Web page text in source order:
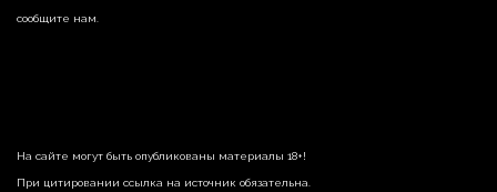
сообщите нам.
На сайте могут быть опубликованы материалы 18+!
При цитировании ссылка на источник обязательна.